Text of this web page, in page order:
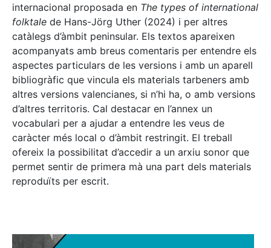
internacional proposada en The types of international
folktale de Hans-Jörg Uther (2024) i per altres
catàlegs d’àmbit peninsular. Els textos apareixen
acompanyats amb breus comentaris per entendre els
aspectes particulars de les versions i amb un aparell
bibliogràfic que vincula els materials tarbeners amb
altres versions valencianes, si n’hi ha, o amb versions
d’altres territoris. Cal destacar en l’annex un
vocabulari per a ajudar a entendre les veus de
caràcter més local o d’àmbit restringit. El treball
ofereix la possibilitat d’accedir a un arxiu sonor que
permet sentir de primera mà una part dels materials
reproduïts per escrit.